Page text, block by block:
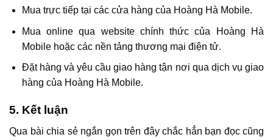
Mua trực tiếp tại các cửa hàng của Hoàng Hà Mobile.
Mua online qua website chính thức của Hoàng Hà
Mobile hoặc các nền tảng thương mại điện tử.
Đặt hàng và yêu cầu giao hàng tận nơi qua dịch vụ giao
hàng của Hoàng Hà Mobile.
5. Kết luận
Qua bài chia sẻ ngắn gọn trên đây chắc hẳn bạn đọc cũng